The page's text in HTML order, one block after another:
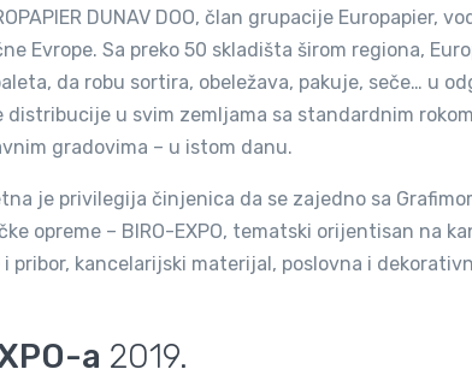
DUNAV DOO, član grupacije Europapier,
Evrope. Sa preko 50 skladišta širom regiona,
da robu sortira, obeležava, pakuje, seče… u
u svim zemljama sa standardnim
gradovima – u istom danu.
je privilegija činjenica da se zajedno sa
opreme – BIRO-EXPO, tematski orijentisan na
pribor, kancelarijski materijal, poslovnа i
a 2019.